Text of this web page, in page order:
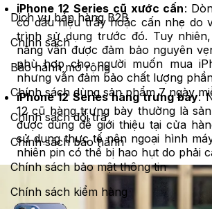
iPhone 12 Series cũ xước cấn:
có dấu hiệu trầy hoặc cấn nhẹ do
trình sử dụng trước đó. Tuy
năng vẫn được đảm bảo nguyên
phù hợp cho người muốn mua
nhưng vẫn đảm bảo chất lượng
iPhone 12 Series hàng trưng bày:
12 cũ hàng trưng bày thường là
được dùng để giới thiệu tại cửa
sử dụng thực tế nên ngoại hình
nhiên pin có thể bị hao hụt do phải
Dịch vụ bán hàng B2B
Chính sách
Bảo hành mở rộng
Chính sách dùng sản phẩm 7 ngày
Chính sách đổi trả
Chính sách bảo hành
Chính sách bảo mật thông tin
Chính sách kiểm hàng